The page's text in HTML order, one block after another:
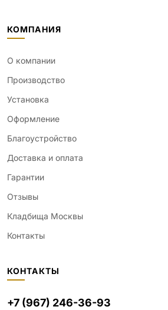
КОМПАНИЯ
О компании
Производство
Установка
Оформление
Благоустройство
Доставка и оплата
Гарантии
Отзывы
Кладбища Москвы
Контакты
КОНТАКТЫ
+7 (967) 246-36-93